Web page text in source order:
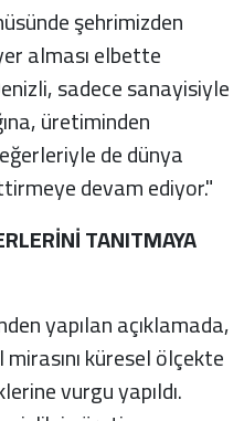
şehrimizden
alması elbette
sadece sanayisiyle
üretiminden
de dünya
devam ediyor."
TANITMAYA
yapılan açıklamada,
küresel ölçekte
vurgu yapıldı.